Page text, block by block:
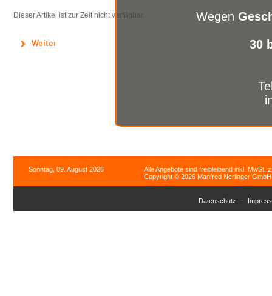
Wegen
30
Dieser Artikel ist zur Zeit nicht verfügbar.
Weiter
Sonntag, 09. August 2026
Alle Angebote sind freibleibend inkl. MwSt.
Copyright © 2026 Manfred Nerlinger
Datenschutz